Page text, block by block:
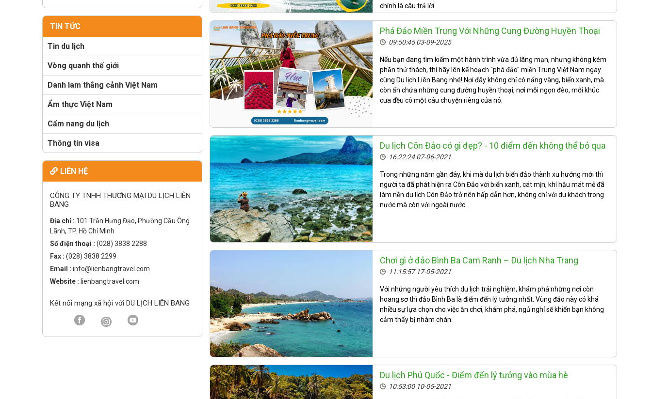
TIN TỨC
Tin du lịch
Vòng quanh thế giới
Danh lam thắng cảnh Việt Nam
Ẩm thực Việt Nam
Cẩm nang du lịch
Thông tin visa
LIÊN HỆ
CÔNG TY TNHH THƯƠNG MẠI DU LỊCH LIÊN
BANG
Địa chỉ : 101 Trần Hưng Đạo, Phường Cầu Ông
Lãnh, TP. Hồ Chí Minh
Số điện thoại : (028) 3838 2288
Fax : (028) 3838 2299
Email : info@lienbangtravel.com
Website : lienbangtravel.com
Kết nối mạng xã hội với DU LỊCH LIÊN BANG
chính là câu trả lời.
Phá Đảo Miền Trung Với Những Cung Đường Huyền Thoại
09:50:45 03-09-2025
Nếu bạn đang tìm kiếm một hành trình vừa đủ lãng mạn, nhưng không kém
phần thử thách, thì hãy lên kế hoạch "phá đảo" miền Trung Việt Nam ngay
cùng Du lịch Liên Bang nhé! Nơi đây không chỉ có nắng vàng, biển xanh, mà
còn ẩn chứa những cung đường huyền thoại, nơi mỗi ngọn đèo, mỗi khúc
cua đều có một câu chuyện riêng của nó.
Du lịch Côn Đảo có gì đẹp? - 10 điểm đến không thể bỏ qua
16:22:24 07-06-2021
Trong những năm gần đây, khi mà du lịch biển đảo thành xu hướng mới thì
người ta đã phát hiện ra Côn Đảo với biển xanh, cát mịn, khí hậu mát mẻ đã
làm nền du lịch Côn Đảo trở nên hấp dẫn hơn, không chỉ với du khách trong
nước mà còn với ngoài nước.
Chơi gì ở đảo Bình Ba Cam Ranh – Du lịch Nha Trang
11:15:57 17-05-2021
Với những người yêu thích du lịch trải nghiệm, khám phá những nơi còn
hoang sơ thì đảo Bình Ba là điểm đến lý tưởng nhất. Vùng đảo này có khá
nhiều sự lựa chọn cho việc ăn chơi, khám phá, ngủ nghỉ sẽ khiến bạn không
cảm thấy bị nhàm chán.
Du lịch Phú Quốc - Điểm đến lý tưởng vào mùa hè
10:53:00 10-05-2021